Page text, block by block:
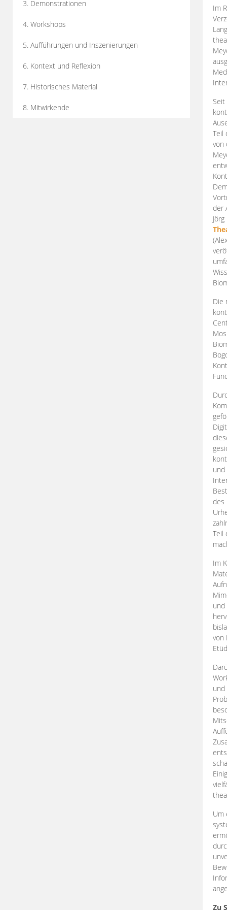
3. Demonstrationen
4. Workshops
5. Aufführungen und Inszenierungen
6. Kontext und Reflexion
7. Historisches Material
8. Mitwirkende
Im
Teil
von
der
Die
des
Teil
Im
und
von
und
Um
Zu